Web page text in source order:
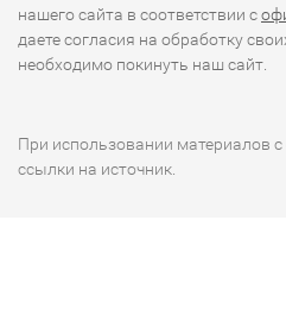
нашего сайта в соответствии с
даете согласия на обработку
необходимо покинуть наш сайт.
При использовании материалов
ссылки на источник.